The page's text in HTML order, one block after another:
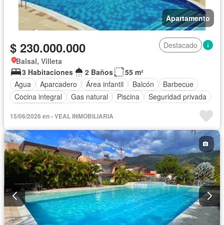
Apartamento
$ 230.000.000
Destacado
Balsal, Villeta
3 Habitaciones
2 Baños
55 m²
Agua
Aparcadero Área infantil Balcón
Barbecue
Cocina integral
Gas natural Piscina
Seguridad privada
15/06/2026 en - VEAL INMOBILIARIA